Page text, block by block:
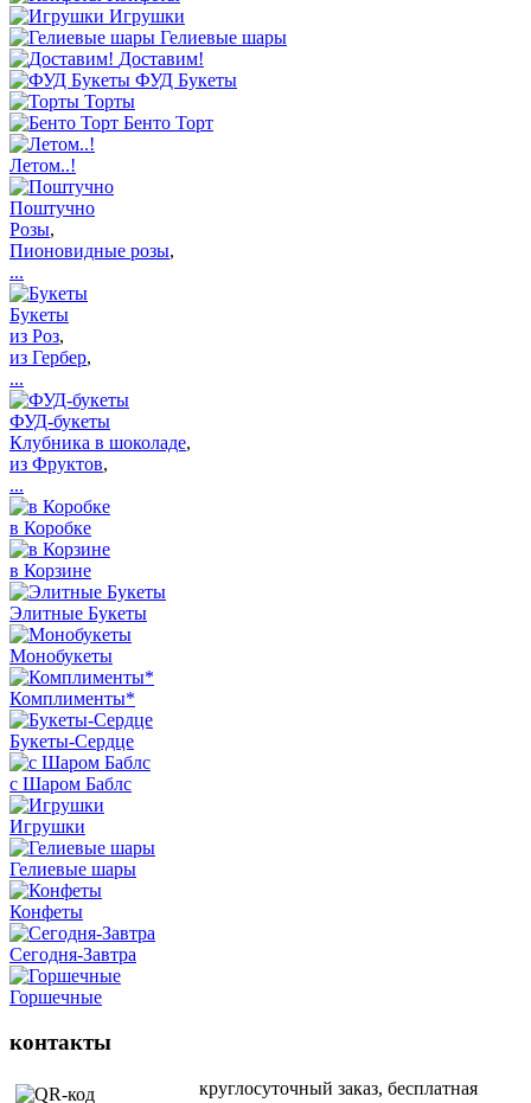
Игрушки
Гелиевые шары
Доставим!
ФУД Букеты
Торты
Бенто Торт
Летом..!
Поштучно
Розы,
Пионовидные розы,
...
Букеты
из Роз,
из Гербер,
...
ФУД-букеты
Клубника в шоколаде,
из Фруктов,
...
в Коробке
в Корзине
Элитные Букеты
Монобукеты
Комплименты*
Букеты-Сердце
с Шаром Баблс
Игрушки
Гелиевые шары
Конфеты
Сегодня-Завтра
Горшечные
контакты
круглосуточный заказ, бесплатная